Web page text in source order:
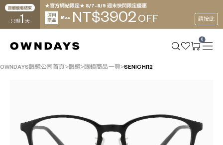
距離優惠結束
只剩1 天
★官方網站限定★ 8/7~8/9 週末快閃限定優惠
適用
商品
Max NT$3902 OFF 請按此
0
OWNDAYS眼鏡公司首頁 眼鏡 眼鏡商品一覽 SENICHI12